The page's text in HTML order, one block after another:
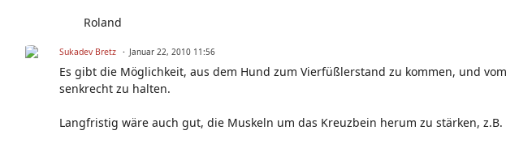
Roland
Sukadev Bretz Januar 22, 2010 11:56
Es gibt die Möglichkeit, aus dem Hund zum Vierfüßlerstand zu kommen, und
senkrecht zu halten.
Langfristig wäre auch gut, die Muskeln um das Kreuzbein herum zu stärken,